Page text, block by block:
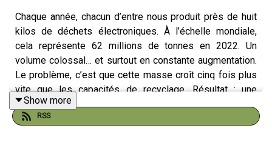
Chaque année, chacun d’entre nous produit près de huit
kilos de déchets électroniques. À l’échelle mondiale,
cela représente 62 millions de tonnes en 2022. Un
volume colossal… et surtout en constante augmentation.
Le problème, c’est que cette masse croît cinq fois plus
vite que les capacités de recyclage. Résultat : une
grande partie de ces déchets finit enfouie ou incinérée,
avec des conséquences environnementales bien réelles.
Show more
RSS